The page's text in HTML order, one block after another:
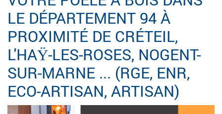
LE DÉPARTEMENT 94 À
PROXIMITÉ DE CRÉTEIL,
L'HAŸ-LES-ROSES, NOGENT-
SUR-MARNE ... (RGE, ENR,
ECO-ARTISAN, ARTISAN)